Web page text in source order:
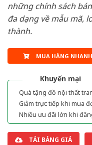
những chính sách
đa dạng về mẫu mã,
thành.
MUA HÀNG NHANH
Khuyến mại
Quà tặng đồ nội thất
Giảm trực tiếp khi mua
Nhiều ưu đãi lớn khi
TẢI BẢNG GIÁ